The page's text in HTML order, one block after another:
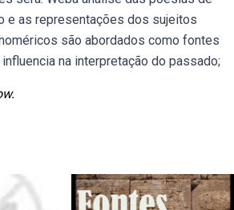
e as representações dos sujeitos
são abordados como fontes
na interpretação do passado;